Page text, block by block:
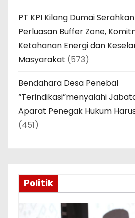
PT KPI Kilang Dumai
Perluasan Buffer Zone,
Ketahanan Energi dan
Masyarakat (573)
Bendahara Desa Penebal
“Terindikasi”menyalahi
Aparat Penegak Hukum
(451)
Politik